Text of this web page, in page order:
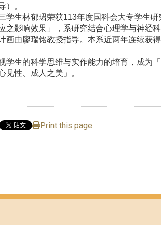
）。
学生林郁珺荣获113年度国科会大专学生
之影响效果」，系研究结合心理学与神经
画由廖瑞铭教授指导。本系近两年连续获
学生的科学思维与实作能力的培育，成为
见性、成人之美」。
Print this page